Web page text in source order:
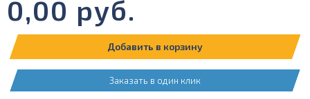
0,00 руб.
Добавить в корзину
Заказать в один клик